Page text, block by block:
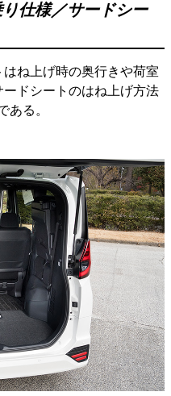
仕様／サードシー
ね上げ時の奥行きや荷室
ドシートのはね上げ方法
ある。